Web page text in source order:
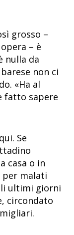
grosso –
– è
nulla da
non ci
«Ha al
fatto sapere
Se
casa o in
per malati
ultimi giorni
circondato